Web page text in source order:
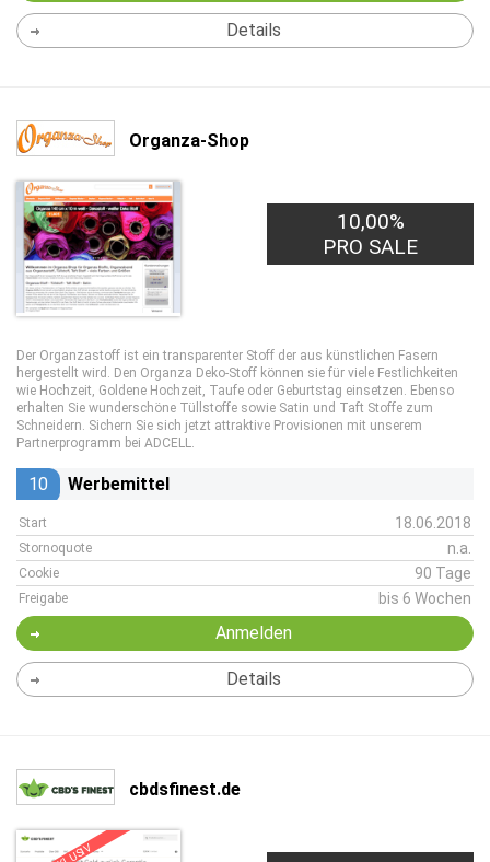
Details
Organza-Shop
10,00%
PRO SALE
Der Organzastoff ist ein transparenter Stoff der aus künstlichen Fasern
hergestellt wird. Den Organza Deko-Stoff können sie für viele Festlichkeiten
wie Hochzeit, Goldene Hochzeit, Taufe oder Geburtstag einsetzen. Ebenso
erhalten Sie wunderschöne Tüllstoffe sowie Satin und Taft Stoffe zum
Schneidern. Sichern Sie sich jetzt attraktive Provisionen mit unserem
Partnerprogramm bei ADCELL.
10 Werbemittel
Start 18.06.2018
Stornoquote n.a.
Cookie 90 Tage
Freigabe bis 6 Wochen
Anmelden
Details
cbdsfinest.de